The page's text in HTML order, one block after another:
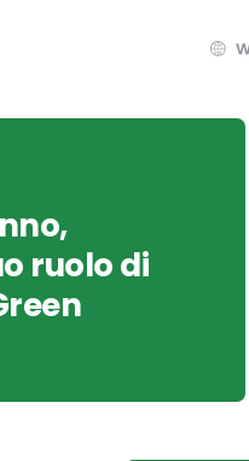
ruolo di